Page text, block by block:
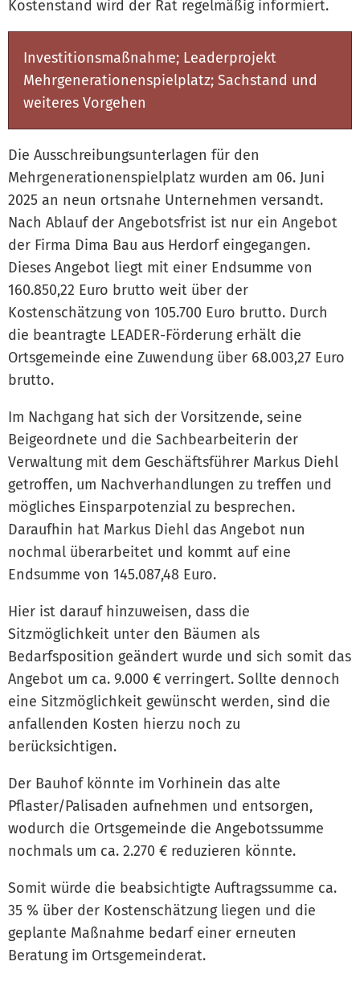
Kostenstand wird der Rat regelmäßig informiert.
Investitionsmaßnahme; Leaderprojekt
Mehrgenerationenspielplatz; Sachstand und
weiteres Vorgehen
Die Ausschreibungsunterlagen für den
Mehrgenerationenspielplatz wurden am 06. Juni
2025 an neun ortsnahe Unternehmen versandt.
Nach Ablauf der Angebotsfrist ist nur ein Angebot
der Firma Dima Bau aus Herdorf eingegangen.
Dieses Angebot liegt mit einer Endsumme von
160.850,22 Euro brutto weit über der
Kostenschätzung von 105.700 Euro brutto. Durch
die beantragte LEADER-Förderung erhält die
Ortsgemeinde eine Zuwendung über 68.003,27 Euro
brutto.
Im Nachgang hat sich der Vorsitzende, seine
Beigeordnete und die Sachbearbeiterin der
Verwaltung mit dem Geschäftsführer Markus Diehl
getroffen, um Nachverhandlungen zu treffen und
mögliches Einsparpotenzial zu besprechen.
Daraufhin hat Markus Diehl das Angebot nun
nochmal überarbeitet und kommt auf eine
Endsumme von 145.087,48 Euro.
Hier ist darauf hinzuweisen, dass die
Sitzmöglichkeit unter den Bäumen als
Bedarfsposition geändert wurde und sich somit das
Angebot um ca. 9.000 € verringert. Sollte dennoch
eine Sitzmöglichkeit gewünscht werden, sind die
anfallenden Kosten hierzu noch zu
berücksichtigen.
Der Bauhof könnte im Vorhinein das alte
Pflaster/Palisaden aufnehmen und entsorgen,
wodurch die Ortsgemeinde die Angebotssumme
nochmals um ca. 2.270 € reduzieren könnte.
Somit würde die beabsichtigte Auftragssumme ca.
35 % über der Kostenschätzung liegen und die
geplante Maßnahme bedarf einer erneuten
Beratung im Ortsgemeinderat.